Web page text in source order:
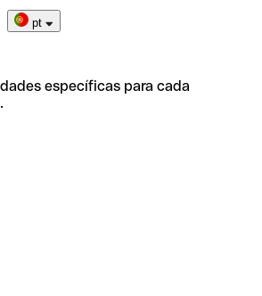
pt
específicas para cada